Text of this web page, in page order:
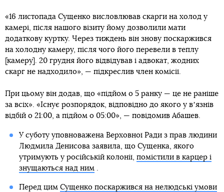
«16 листопада Сущенко висловлював скарги на холод у
камері, після нашого візиту йому дозволили мати
додаткову куртку. Через тиждень він знову поскаржився
на холодну камеру, після чого його перевели в теплу
[камеру]. 20 грудня його відвідував і адвокат, жодних
скарг не надходило», — підкреслив член комісії.
При цьому він додав, що «підйом о 5 ранку — це не раніше
за всіх». «Існує розпорядок, відповідно до якого у вʼязнів
відбій о 21:00, а підйом о 05:00», — повідомив Абашев.
У суботу уповноважена Верховної Ради з прав людини
Людмила Денисова заявила, що Сущенка, якого
утримують у російській колонії, помістили в карцер і
знущаються над ним.
Перед цим Сущенко поскаржився на нелюдські умови